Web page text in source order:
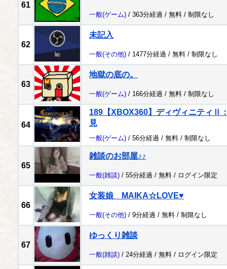
61
一般(ゲーム) / 363分経過 / 無料 / 制限なし
62
未記入
一般(その他) / 1477分経過 / 無料 / 制限なし
63
地獄の底の。
一般(ゲーム) / 166分経過 / 無料 / 制限なし
64
189【XBOX360】ディヴィニティⅡ
見
一般(ゲーム) / 56分経過 / 無料 / 制限なし
65
雑談のお部屋♪♪
一般(雑談) / 55分経過 / 無料 / ログイン限定
66
女装娘 MAIKA☆LOVE♥
一般(その他) / 9分経過 / 無料 / 制限なし
67
ゆっくり雑談
一般(雑談) / 24分経過 / 無料 / ログイン限定